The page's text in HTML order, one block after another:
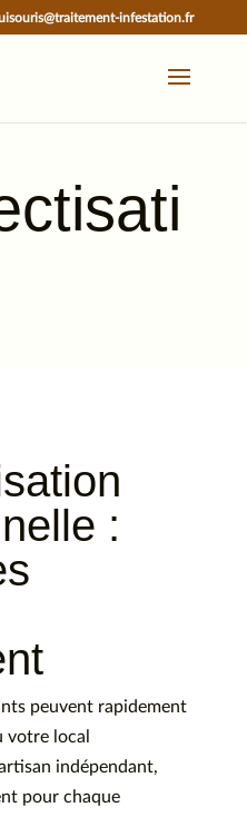
infestation.fr
:
peuvent rapidement
votre local
indépendant,
pour chaque